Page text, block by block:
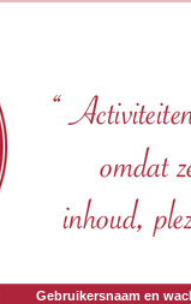
Gebruikersnaam en